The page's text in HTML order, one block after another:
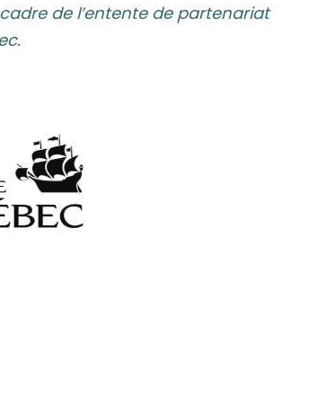
de l’entente de partenariat